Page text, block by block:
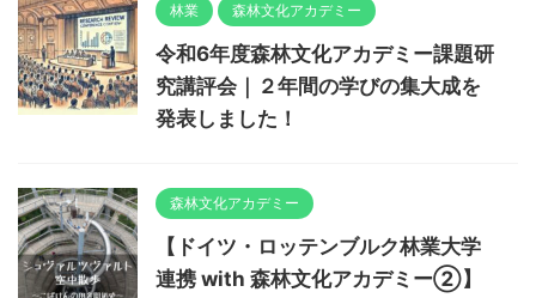
林業 森林文化アカデミー
令和6年度森林文化アカデミー課題研
究講評会｜２年間の学びの集大成を
発表しました！
森林文化アカデミー
【ドイツ・ロッテンブルク林業大学
連携 with 森林文化アカデミー②】